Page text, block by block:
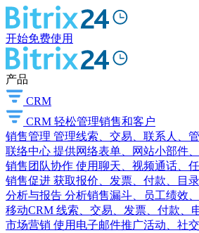
开始免费使用
产品
CRM
CRM 轻松管理销售和客户
销售管理 管理线索、交易、联系人、
联络中心 提供网络表单、网站小部件
销售团队协作 使用聊天、视频通话、
销售促进 获取报价、发票、付款、目
分析与报告 分析销售漏斗、员工绩效
移动CRM 线索、交易、发票、付款、
市场营销 使用电子邮件推广活动、社